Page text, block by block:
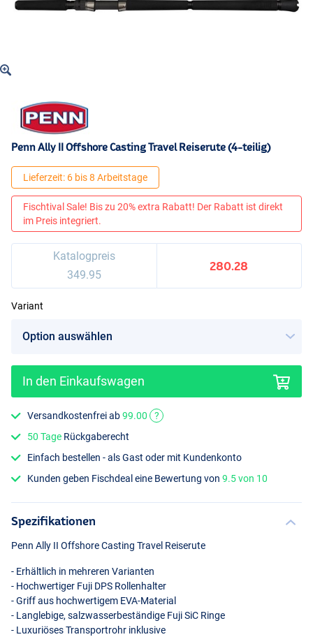
Penn Ally II Offshore Casting Travel Reiserute (4-teilig)
Lieferzeit: 6 bis 8 Arbeitstage
Fischtival Sale! Bis zu 20% extra Rabatt! Der Rabatt ist direkt
im Preis integriert.
Katalogpreis
349.95
280.28
Variant
In den Einkaufswagen
Versandkostenfrei ab99.00
?
50 Tage Rückgaberecht
Einfach bestellen - als Gast oder mit Kundenkonto
Kunden geben Fischdeal eine Bewertung von9.5 von 10
Spezifikationen
Penn Ally II Offshore Casting Travel Reiserute
- Erhältlich in mehreren Varianten
- Hochwertiger Fuji DPS Rollenhalter
- Griff aus hochwertigem EVA-Material
- Langlebige, salzwasserbeständige Fuji SiC Ringe
- Luxuriöses Transportrohr inklusive